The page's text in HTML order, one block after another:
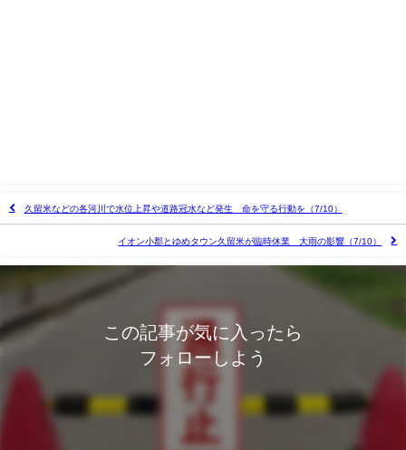
久留米などの各河川で水位上昇や道路冠水など発生 命を守る行動を（7/10）
イオン小郡とゆめタウン久留米が臨時休業 大雨の影響（7/10）
この記事が気に入ったら
フォローしよう